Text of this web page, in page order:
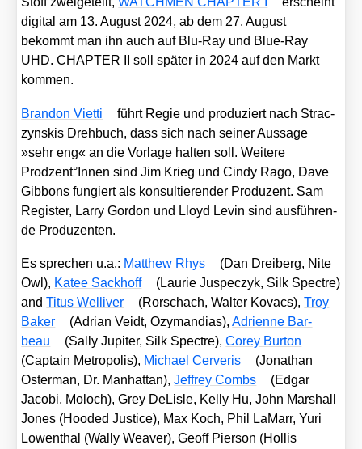
digi­tal am 13. August 2024, ab dem 27. August
bekommt man ihn auch auf Blu-Ray und Blue-Ray
UHD. CHAPTER II soll spä­ter in 2024 auf den Markt
kom­men.
Bran­don Viet­ti
führt Regie und pro­du­ziert nach Strac­
zynskis Dreh­buch, dass sich nach sei­ner Aus­sa­ge
»sehr eng« an die Vor­la­ge hal­ten soll. Wei­te­re
Prodzent°Innen sind Jim Krieg und Cin­dy Rago, Dave
Gib­bons fun­giert als kon­sul­tie­ren­der Pro­du­zent. Sam
Regis­ter, Lar­ry Gor­don und Lloyd Levin sind aus­füh­ren­
de Pro­du­zen­ten.
Es spre­chen u.a.: Matthew Rhys
(Dan Drei­berg, Nite
Owl), Katee Sack­hoff
(Lau­rie Juspec­zyk, Silk Spect­re)
andTitus Wel­li­ver (Ror­schach, Wal­ter Kovacs),Troy
Bak­er
(Adri­an Veidt, Ozy­man­di­as),Adri­en­ne Bar­
beau
(Sal­ly Jupi­ter, Silk Spect­re),Corey Bur­ton
(Cap­tain Metro­po­lis), Micha­el Cer­ve­ris
(Jona­than
Oster­man, Dr. Man­hat­tan),Jef­frey Combs
(Edgar
Jaco­bi, Moloch), Grey DeL­is­le, Kel­ly Hu, John Mar­shall
Jones (Hoo­ded Jus­ti­ce), Max Koch, Phil LaMarr, Yuri
Lowen­thal (Wal­ly Wea­ver), Geoff Pier­son (Hol­lis